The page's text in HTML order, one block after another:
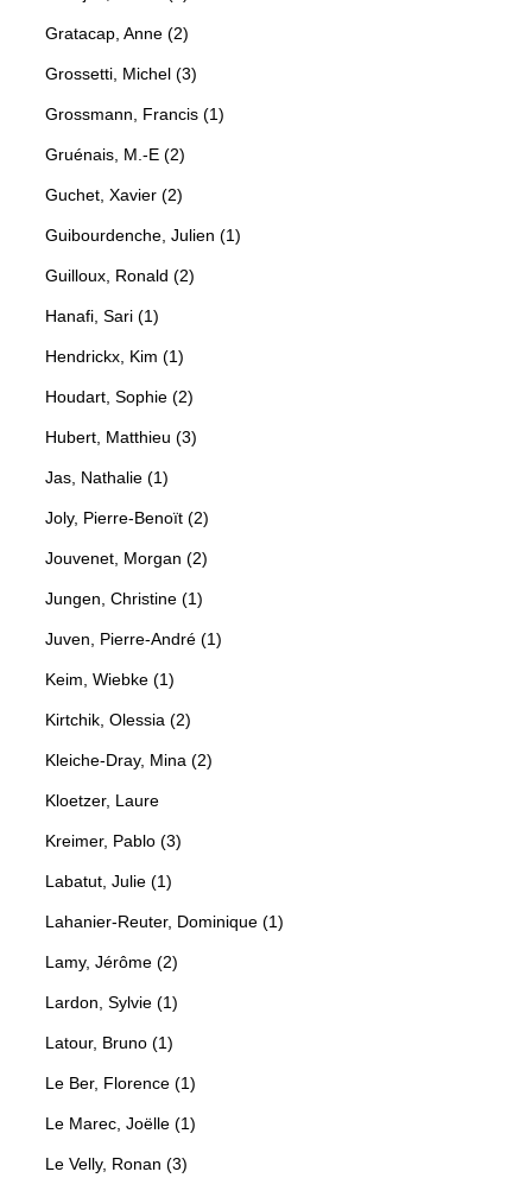
Gratacap, Anne (2)
Grossetti, Michel (3)
Grossmann, Francis (1)
Gruénais, M.-E (2)
Guchet, Xavier (2)
Guibourdenche, Julien (1)
Guilloux, Ronald (2)
Hanafi, Sari (1)
Hendrickx, Kim (1)
Houdart, Sophie (2)
Hubert, Matthieu (3)
Jas, Nathalie (1)
Joly, Pierre-Benoït (2)
Jouvenet, Morgan (2)
Jungen, Christine (1)
Juven, Pierre-André (1)
Keim, Wiebke (1)
Kirtchik, Olessia (2)
Kleiche-Dray, Mina (2)
Kloetzer, Laure
Kreimer, Pablo (3)
Labatut, Julie (1)
Lahanier-Reuter, Dominique (1)
Lamy, Jérôme (2)
Lardon, Sylvie (1)
Latour, Bruno (1)
Le Ber, Florence (1)
Le Marec, Joëlle (1)
Le Velly, Ronan (3)